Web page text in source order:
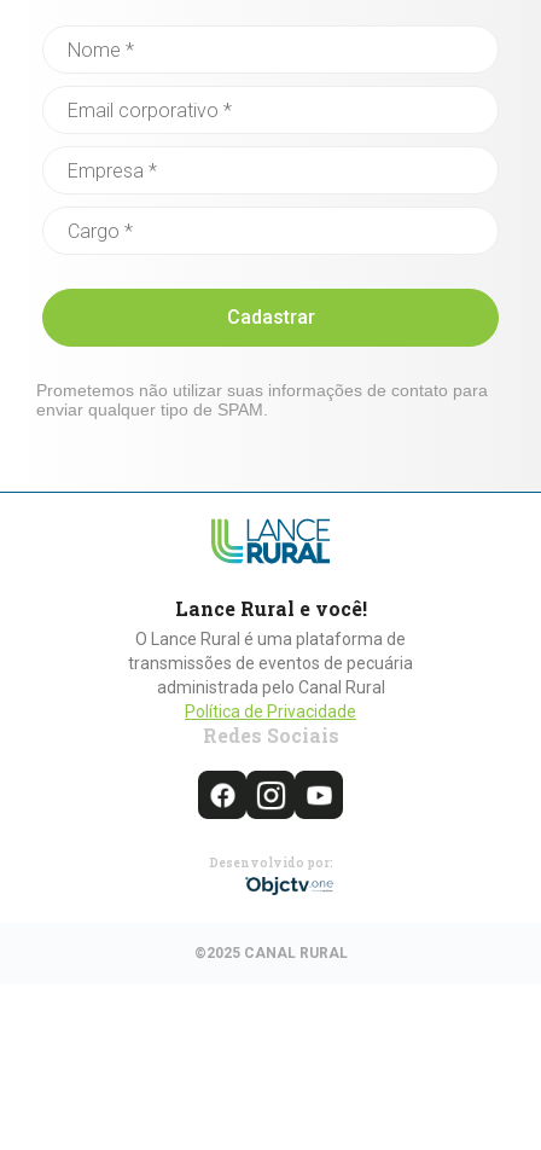
Cadastrar
Prometemos não utilizar suas informações de contato para
enviar qualquer tipo de SPAM.
Lance Rural e você!
O Lance Rural é uma plataforma de
transmissões de eventos de pecuária
administrada pelo Canal Rural
Política de Privacidade
Redes Sociais
Desenvolvido por:
©2025 CANAL RURAL